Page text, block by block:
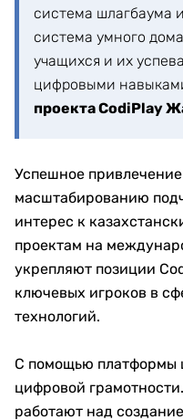
система шлагбаума
система умного
учащихся и их
цифровыми
проекта CodiPlay
Успешное
масштабированию
интерес к
проектам на
укрепляют позиции
ключевых игроков в
технологий.
С помощью платформы
цифровой
работают над